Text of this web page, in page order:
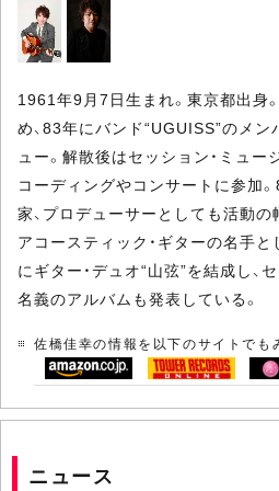
1961年9月7日生まれ。東京都出身
め、83年にバンド“UGUISS”のメン
ュー。解散後はセッション・ミュ
コーディングやコンサートに参加
家、プロデューサーとしても活動の
アコースティック・ギターの名手
にギター・デュオ“山弦”を結成し、
名義のアルバムも発表している。
佐橋佳幸の情報を以下のサイトでも
ニュース